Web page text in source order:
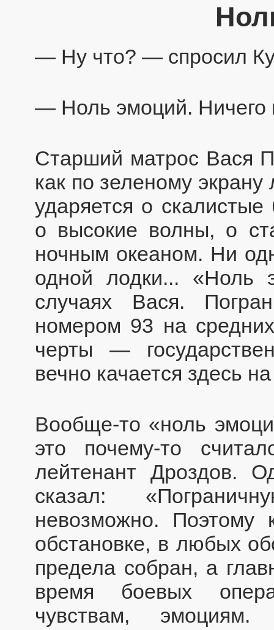
— Ну что? — спросил
— Ноль эмоций. Ничего
Старший матрос Вася
как по зеленому
ударяется о скалистые
о высокие волны, о
ночным океаном. Ни
одной лодки... «Ноль
случаях Вася.
номером 93 на
черты —
вечно качается здесь
Вообще-то «ноль
это почему-то
лейтенант Дроздов.
сказал:
невозможно. Поэтому
обстановке, в любых
предела собран, а
время боевых
чувствам,